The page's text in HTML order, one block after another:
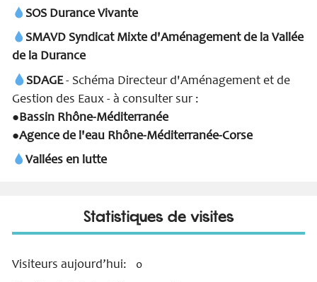
SOS Durance Vivante
SMAVD Syndicat Mixte d'Aménagement de la Vallée
de la Durance
SDAGE- Schéma Directeur d'Aménagement et de
Gestion des Eaux - à consulter sur :
●Bassin Rhône-Méditerranée
●Agence de l'eau Rhône-Méditerranée-Corse
Vallées en lutte
Statistiques de visites
Visiteurs aujourd’hui: 0